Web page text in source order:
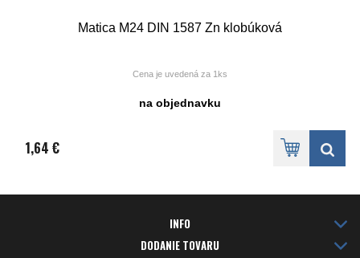
Matica M24 DIN 1587 Zn klobúková
Cena je uvedená za 1ks
na objednavku
1,64 €
INFO
DODANIE TOVARU